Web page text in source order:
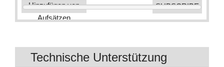
Hinzufügen von
Aufsätzen
Technische Unterstützung